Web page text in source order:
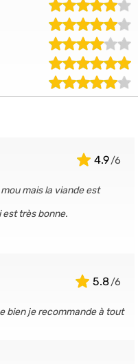
4.9
mais la viande est
très bonne.
5.8
bien je recommande à tout